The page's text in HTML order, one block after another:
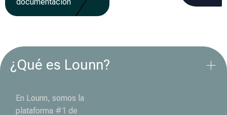
¿Qué es Lounn?
En Lounn, somos la
plataforma #1 de